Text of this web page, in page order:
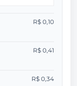
R$ 0,10
R$ 0,41
R$ 0,34